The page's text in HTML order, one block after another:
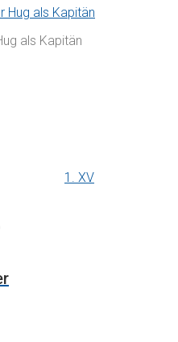
als Kapitän
1. XV